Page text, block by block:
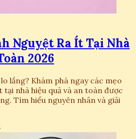
Nguyệt Ra Ít Tại Nhà
2026
lắng? Khám phá ngay các mẹo
nhà hiệu quả và an toàn được
Tìm hiểu nguyên nhân và giải